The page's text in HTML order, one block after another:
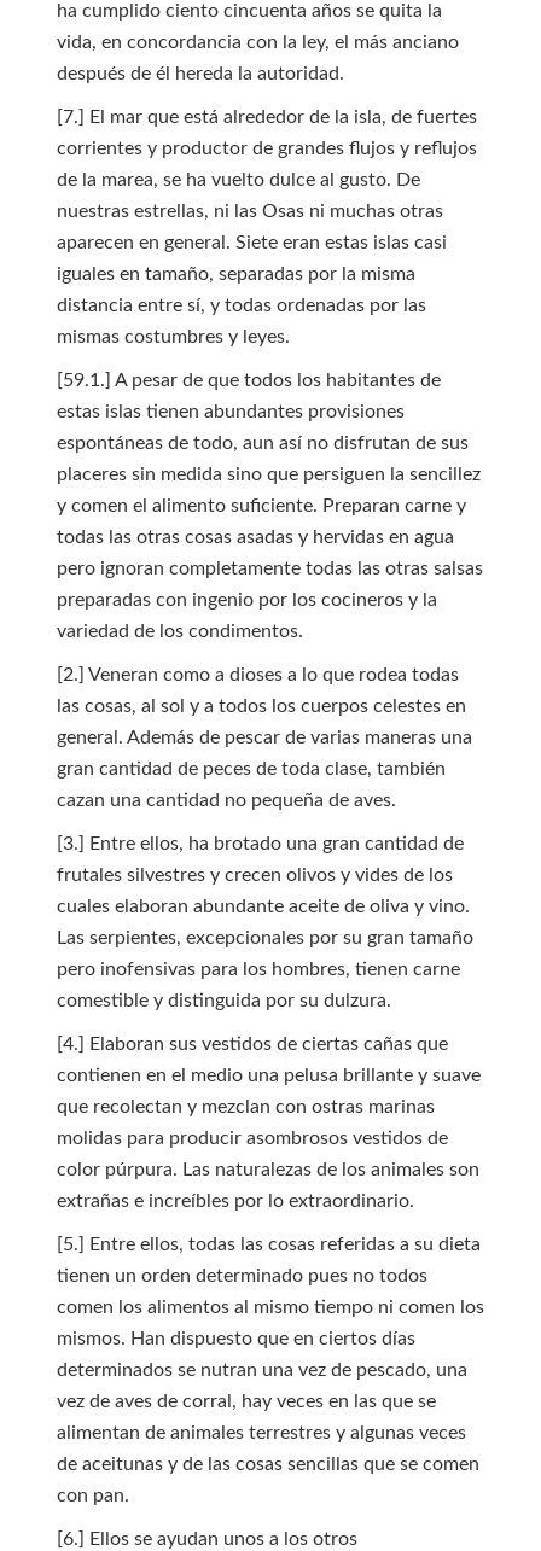
ha cumplido ciento cincuenta años se quita la
vida, en concordancia con la ley, el más anciano
después de él hereda la autoridad.
[7.] El mar que está alrededor de la isla, de fuertes
corrientes y productor de grandes flujos y reflujos
de la marea, se ha vuelto dulce al gusto. De
nuestras estrellas, ni las Osas ni muchas otras
aparecen en general. Siete eran estas islas casi
iguales en tamaño, separadas por la misma
distancia entre sí, y todas ordenadas por las
mismas costumbres y leyes.
[59.1.] A pesar de que todos los habitantes de
estas islas tienen abundantes provisiones
espontáneas de todo, aun así no disfrutan de sus
placeres sin medida sino que persiguen la sencillez
y comen el alimento suficiente. Preparan carne y
todas las otras cosas asadas y hervidas en agua
pero ignoran completamente todas las otras salsas
preparadas con ingenio por los cocineros y la
variedad de los condimentos.
[2.] Veneran como a dioses a lo que rodea todas
las cosas, al sol y a todos los cuerpos celestes en
general. Además de pescar de varias maneras una
gran cantidad de peces de toda clase, también
cazan una cantidad no pequeña de aves.
[3.] Entre ellos, ha brotado una gran cantidad de
frutales silvestres y crecen olivos y vides de los
cuales elaboran abundante aceite de oliva y vino.
Las serpientes, excepcionales por su gran tamaño
pero inofensivas para los hombres, tienen carne
comestible y distinguida por su dulzura.
[4.] Elaboran sus vestidos de ciertas cañas que
contienen en el medio una pelusa brillante y suave
que recolectan y mezclan con ostras marinas
molidas para producir asombrosos vestidos de
color púrpura. Las naturalezas de los animales son
extrañas e increíbles por lo extraordinario.
[5.] Entre ellos, todas las cosas referidas a su dieta
tienen un orden determinado pues no todos
comen los alimentos al mismo tiempo ni comen los
mismos. Han dispuesto que en ciertos días
determinados se nutran una vez de pescado, una
vez de aves de corral, hay veces en las que se
alimentan de animales terrestres y algunas veces
de aceitunas y de las cosas sencillas que se comen
con pan.
[6.] Ellos se ayudan unos a los otros